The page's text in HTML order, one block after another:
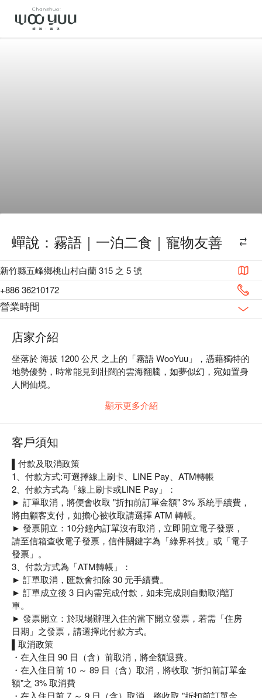
蟬說：霧語｜一泊二食｜寵物友善
新竹縣五峰鄉桃山村白蘭 315 之 5 號
+886 36210172
營業時間
店家介紹
坐落於 海拔 1200 公尺 之上的「霧語 WooYuu」，憑藉獨特的
地勢優勢，時常能見到壯闊的雲海翻騰，如夢似幻，宛如置身
人間仙境。
山嵐交織的靜謐天地，傾聽自然間低語細語的對話。
在一泊二食的深度旅遊體驗中，細細品味大地恩賜的風味，感
受山林的純粹與寧靜。這裡，不只是住宿，更是一場身心靈的
療癒之旅。
顯示更多介紹
客戶須知
▌付款及取消政策
1、付款方式:可選擇線上刷卡、LINE Pay、ATM轉帳
2、付款方式為「線上刷卡或LINE Pay」：
► 訂單取消，將便會收取 "折扣前訂單金額" 3% 系統手續費，
將由顧客支付，如擔心被收取請選擇 ATM 轉帳。
► 發票開立：10分鐘內訂單沒有取消，立即開立電子發票，
請至信箱查收電子發票，信件關鍵字為「綠界科技」或「電子
發票」。
3、付款方式為「ATM轉帳」：
► 訂單取消，匯款會扣除 30 元手續費。
► 訂單成立後 3 日內需完成付款，如未完成則自動取消訂
單。
► 發票開立：於現場辦理入住的當下開立發票，若需「住房
日期」之發票，請選擇此付款方式。
▌取消政策
・在入住日 90 日（含）前取消，將全額退費。
・在入住日前 10 ～ 89 日（含）取消，將收取 "折扣前訂單金
額"之 3% 取消費
・在入住日前 7 ～ 9 日（含）取消，將收取 "折扣前訂單金